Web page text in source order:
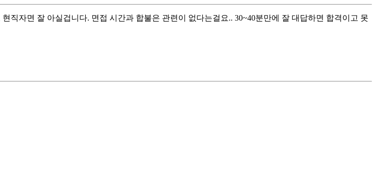
직자면 잘 아실겁니다. 면접 시간과 합불은 관련이 없다는걸요.. 30~40분만에 잘 대답하면 합격이고 못